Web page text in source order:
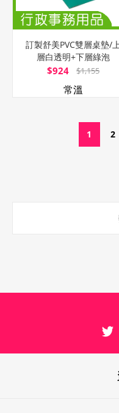
訂製舒美PVC雙層桌墊/上
層白透明+下層綠泡
棉/120x80cm
$924 $1,155
常溫
1 2